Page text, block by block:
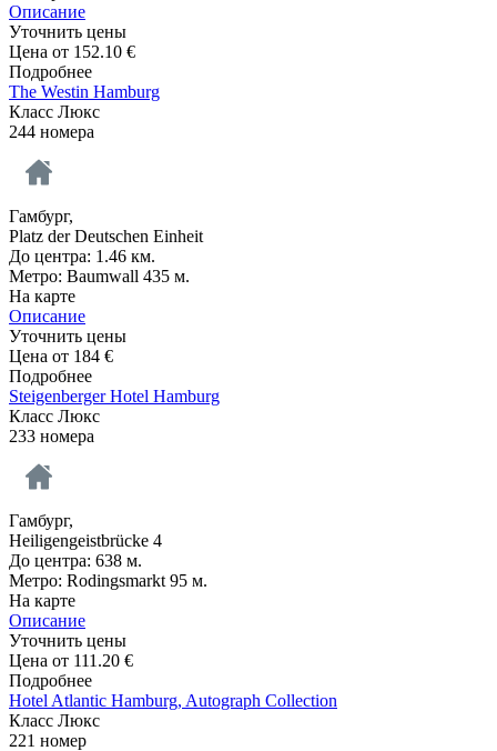
Описание
Уточнить цены
Цена от 152.10 €
Подробнее
The Westin Hamburg
Класс Люкс
244 номера
Гамбург,
Platz der Deutschen Einheit
До центра: 1.46 км.
Метро: Baumwall 435 м.
На карте
Описание
Уточнить цены
Цена от 184 €
Подробнее
Steigenberger Hotel Hamburg
Класс Люкс
233 номера
Гамбург,
Heiligengeistbrücke 4
До центра: 638 м.
Метро: Rodingsmarkt 95 м.
На карте
Описание
Уточнить цены
Цена от 111.20 €
Подробнее
Hotel Atlantic Hamburg, Autograph Collection
Класс Люкс
221 номер